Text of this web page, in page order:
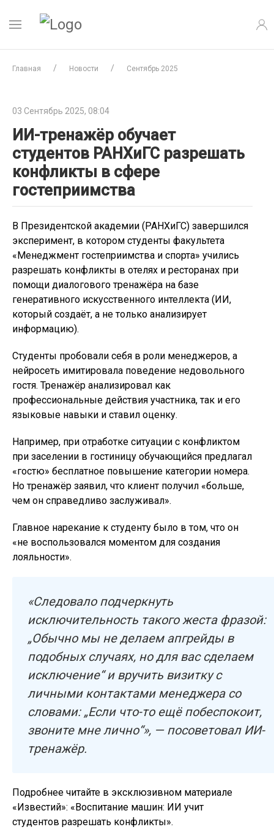
Главная Новости Сентябрь 2025
03 Сентябрь 2025, 08:04
ИИ-тренажёр обучает
студентов РАНХиГС разрешать
конфликты в сфере
гостеприимства
В Президентской академии (РАНХиГС) завершился
эксперимент, в котором студенты факультета
«Менеджмент гостеприимства и спорта» учились
разрешать конфликты в отелях и ресторанах при
помощи диалогового тренажёра на базе
генеративного искусственного интеллекта (ИИ,
который создаёт, а не только анализирует
информацию).
Студенты пробовали себя в роли менеджеров, а
нейросеть имитировала поведение недовольного
гостя. Тренажёр анализировал как
профессиональные действия участника, так и его
языковые навыки и ставил оценку.
Например, при отработке ситуации с конфликтом
при заселении в гостиницу обучающийся предлагал
«гостю» бесплатное повышение категории номера.
Но тренажёр заявил, что клиент получил «больше,
чем он справедливо заслуживал».
Главное нарекание к студенту было в том, что он
«не воспользовался моментом для создания
лояльности».
«Следовало подчеркнуть
исключительность такого жеста фразой:
„Обычно мы не делаем апгрейды в
подобных случаях, но для вас сделаем
исключение“ и вручить визитку с
личными контактами менеджера со
словами: „Если что-то ещё побеспокоит,
звоните мне лично“», — посоветовал ИИ-
тренажёр.
Подробнее читайте в эксклюзивном материале
«Известий»: «Воспитание машин: ИИ учит
студентов разрешать конфликты».